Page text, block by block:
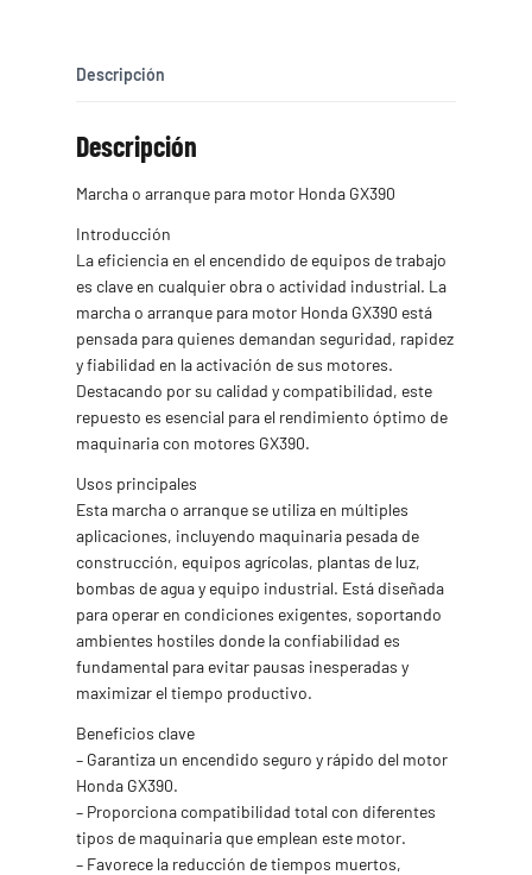
Descripción
Descripción
Marcha o arranque para motor Honda GX390
Introducción
La eficiencia en el encendido de equipos de trabajo
es clave en cualquier obra o actividad industrial. La
marcha o arranque para motor Honda GX390 está
pensada para quienes demandan seguridad, rapidez
y fiabilidad en la activación de sus motores.
Destacando por su calidad y compatibilidad, este
repuesto es esencial para el rendimiento óptimo de
maquinaria con motores GX390.
Usos principales
Esta marcha o arranque se utiliza en múltiples
aplicaciones, incluyendo maquinaria pesada de
construcción, equipos agrícolas, plantas de luz,
bombas de agua y equipo industrial. Está diseñada
para operar en condiciones exigentes, soportando
ambientes hostiles donde la confiabilidad es
fundamental para evitar pausas inesperadas y
maximizar el tiempo productivo.
Beneficios clave
– Garantiza un encendido seguro y rápido del motor
Honda GX390.
– Proporciona compatibilidad total con diferentes
tipos de maquinaria que emplean este motor.
– Favorece la reducción de tiempos muertos,